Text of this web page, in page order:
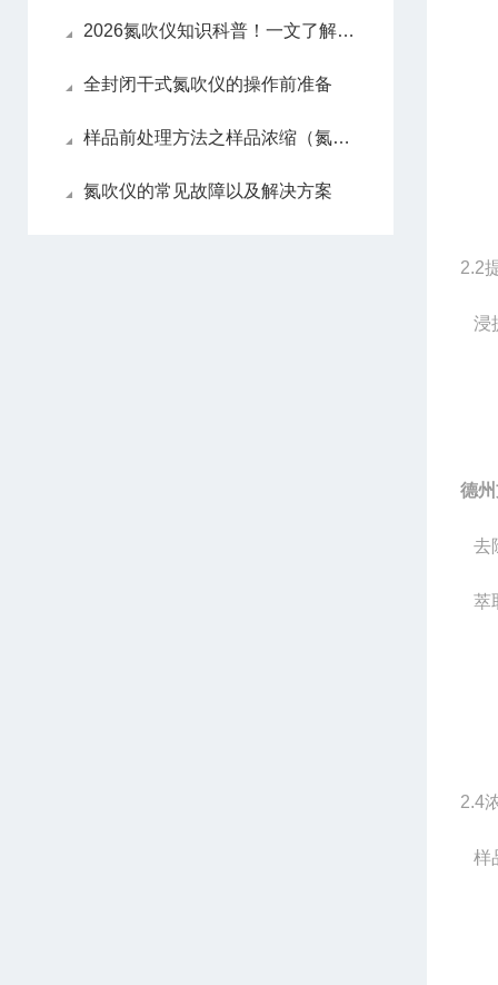
2026氮吹仪知识科普！一文了解原理、操作、维护
全封闭干式氮吹仪的操作前准备
样品前处理方法之样品浓缩（氮吹仪）
氮吹仪的常见故障以及解决方案
2.2
浸
德
去
萃
2.4
样